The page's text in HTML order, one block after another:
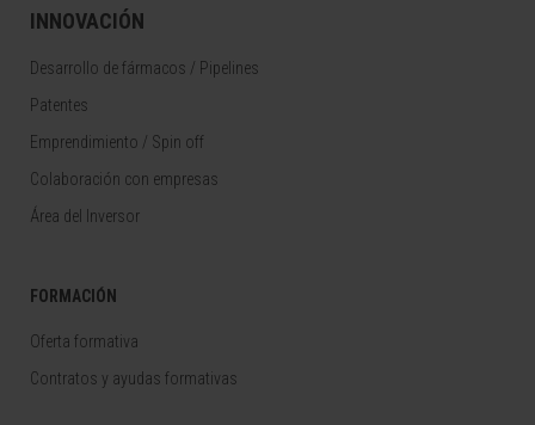
INNOVACIÓN
Desarrollo de fármacos / Pipelines
Patentes
Emprendimiento / Spin off
Colaboración con empresas
Área del Inversor
FORMACIÓN
Oferta formativa
Contratos y ayudas formativas